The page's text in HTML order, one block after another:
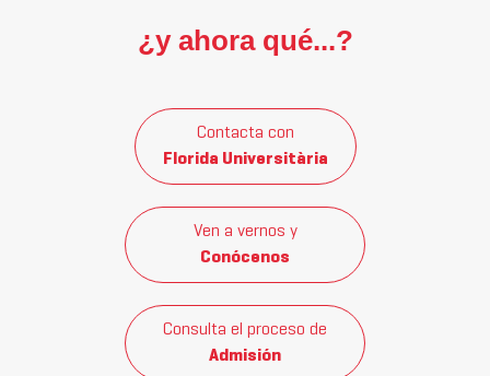
¿y ahora qué...?
Contacta con
Florida Universitària
Ven a vernos y
Conócenos
Consulta el proceso de
Admisión